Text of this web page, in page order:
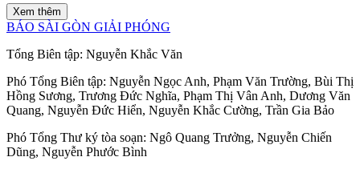
Xem thêm
BÁO SÀI GÒN GIẢI PHÓNG
Tổng Biên tập: Nguyễn Khắc Văn
Phó Tổng Biên tập: Nguyễn Ngọc Anh, Phạm Văn Trường, Bùi Thị
Hồng Sương, Trương Đức Nghĩa, Phạm Thị Vân Anh, Dương Văn
Quang, Nguyễn Đức Hiển, Nguyễn Khắc Cường, Trần Gia Bảo
Phó Tổng Thư ký tòa soạn: Ngô Quang Trưởng, Nguyễn Chiến
Dũng, Nguyễn Phước Bình